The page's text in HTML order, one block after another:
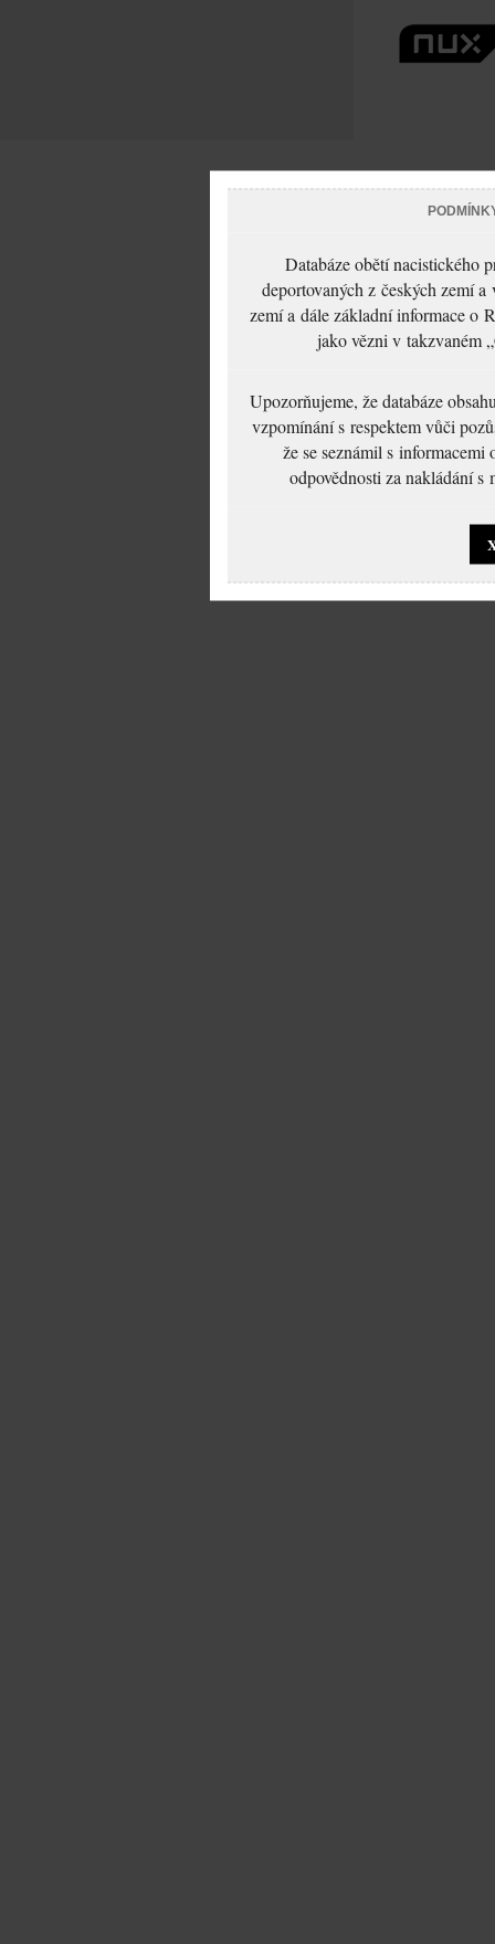
Databáze obětí nacistického
deportovaných z českých zemí
zemí a dále základní informace o
jako vězni v takzvaném
Upozorňujeme, že databáze
vzpomínání s respektem vůči
že se seznámil s
odpovědnosti za nakládání